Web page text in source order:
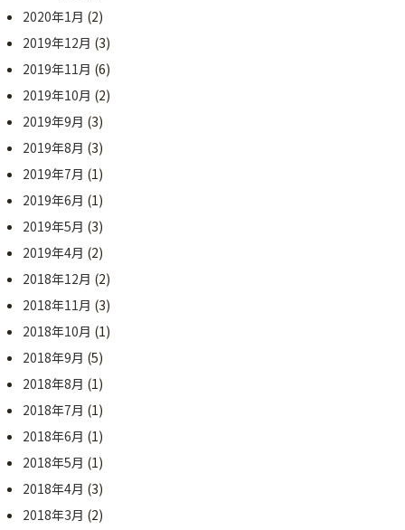
2020年1月 (2)
2019年12月 (3)
2019年11月 (6)
2019年10月 (2)
2019年9月 (3)
2019年8月 (3)
2019年7月 (1)
2019年6月 (1)
2019年5月 (3)
2019年4月 (2)
2018年12月 (2)
2018年11月 (3)
2018年10月 (1)
2018年9月 (5)
2018年8月 (1)
2018年7月 (1)
2018年6月 (1)
2018年5月 (1)
2018年4月 (3)
2018年3月 (2)